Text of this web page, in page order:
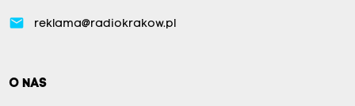
email reklama@radiokrakow.pl
O NAS